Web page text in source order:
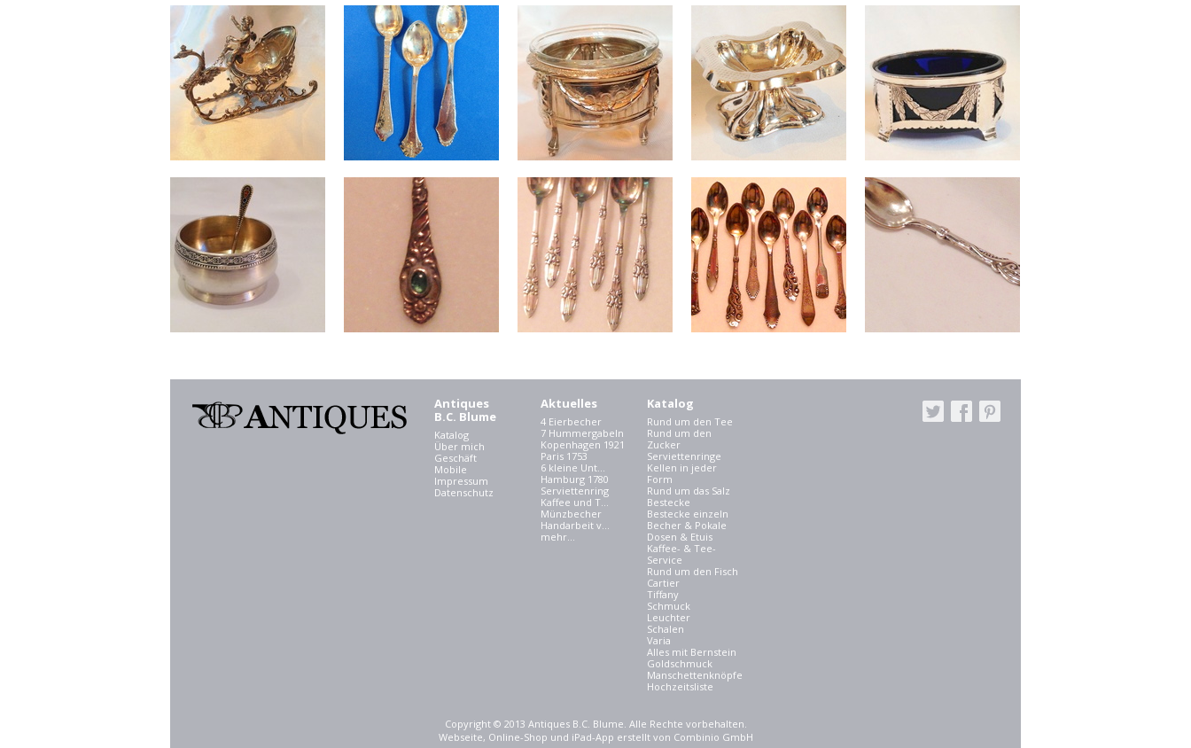
Antiques
B.C. Blume
Katalog
Über mich
Geschäft
Mobile
Impressum
Datenschutz
Aktuelles
4 Eierbecher
7 Hummergabeln
Kopenhagen 1921
Paris 1753
6 kleine Unt...
Hamburg 1780
Serviettenring
Kaffee und T...
Münzbecher
Handarbeit v...
mehr...
Katalog
Rund um den Tee
Rund um den
Zucker
Serviettenringe
Kellen in jeder
Form
Rund um das Salz
Bestecke
Bestecke einzeln
Becher & Pokale
Dosen & Etuis
Kaffee- & Tee-
Service
Rund um den Fisch
Cartier
Tiffany
Schmuck
Leuchter
Schalen
Varia
Alles mit Bernstein
Goldschmuck
Manschettenknöpfe
Hochzeitsliste
Copyright © 2013 Antiques B.C. Blume. Alle Rechte vorbehalten.
Webseite, Online-Shop und iPad-App erstellt von Combinio GmbH